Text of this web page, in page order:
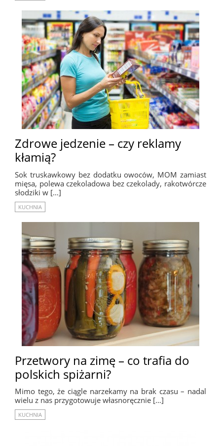
Zdrowe jedzenie – czy reklamy
kłamią?
Sok truskawkowy bez dodatku owoców, MOM zamiast
mięsa, polewa czekoladowa bez czekolady, rakotwórcze
słodziki w […]
KUCHNIA
Przetwory na zimę – co trafia do
polskich spiżarni?
Mimo tego, że ciągle narzekamy na brak czasu – nadal
wielu z nas przygotowuje własnoręcznie […]
KUCHNIA